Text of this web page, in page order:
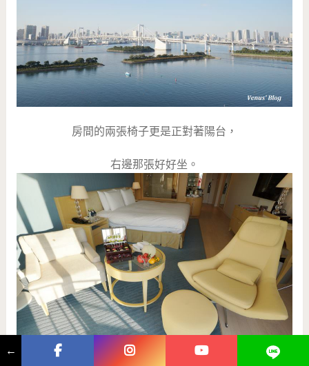
房間的兩張椅子更是正對著陽台，
右邊那張好好坐。
←